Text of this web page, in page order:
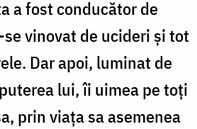
a fost conducător de
vinovat de ucideri şi tot
Dar apoi, luminat de
lui, îi uimea pe toţi
prin viaţa sa asemenea